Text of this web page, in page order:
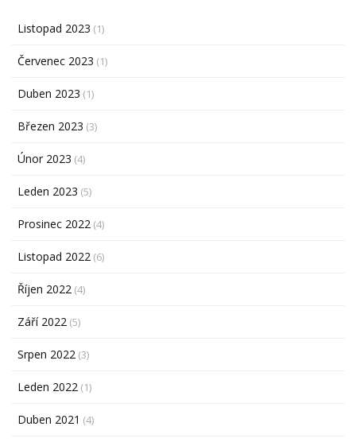
Listopad 2023 (1)
Červenec 2023 (1)
Duben 2023 (1)
Březen 2023 (3)
Únor 2023 (4)
Leden 2023 (5)
Prosinec 2022 (4)
Listopad 2022 (6)
Říjen 2022 (4)
Září 2022 (5)
Srpen 2022 (3)
Leden 2022 (1)
Duben 2021 (4)